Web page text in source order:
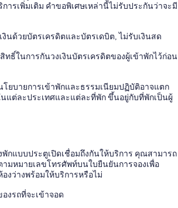
ารเพิ่มเติม คำขอพิเศษเหล่านี้ไม่รับประกันว่าจะมี
นด้วยบัตรเครดิตและบัตรเดบิต, ไม่รับเงินสด
ธิ์ในการกันวงเงินบัตรเครดิตของผู้เข้าพักไว้ก่อน
ยบายการเข้าพักและธรรมเนียมปฏิบัติอาจแตก
นแต่ละประเทศและแต่ละที่พัก ขึ้นอยู่กับที่พักเป็นผู้
กแบบประตูเปิดเชื่อมถึงกันให้บริการ คุณสามารถ
มหมายเลขโทรศัพท์บนใบยืนยันการจองเพื่อ
งว่างพร้อมให้บริการหรือไม่
งรถที่จะเข้าจอด